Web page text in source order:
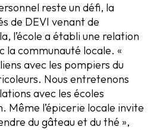
reste un défi, la
de DEVI venant de
l’école a établi une relation
la communauté locale. «
avec les pompiers du
Nous entretenons
avec les écoles
Même l’épicerie locale invite
du gâteau et du thé »,